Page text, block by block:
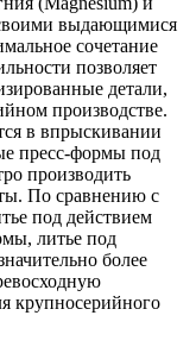
выдающимися
сочетание
позволяет
детали,
производстве.
в впрыскивании
пресс-формы под
производить
По сравнению с
под действием
литье под
более
крупносерийного